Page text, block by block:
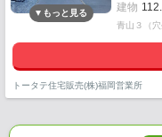
建物
青山３（
トータテ住宅販売(株)福岡営業所